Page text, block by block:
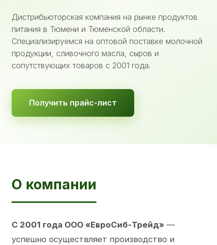
Дистрибьюторская компания на рынке продуктов
питания в Тюмени и Тюменской области.
Специализируемся на оптовой поставке молочной
продукции, сливочного масла, сыров и
сопутствующих товаров с 2001 года.
Получить прайс-лист
О компании
С 2001 года ООО «ЕвроСиб-Трейд» —
успешно осуществляет производство и